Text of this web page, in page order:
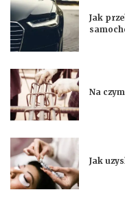
Jak
Na
Jak